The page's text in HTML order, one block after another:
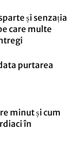
și senzația
care multe
purtarea
minut și cum
în